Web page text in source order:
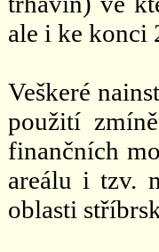
ale i ke konci
Veškeré
použití
finančních
areálu i tzv.
oblasti